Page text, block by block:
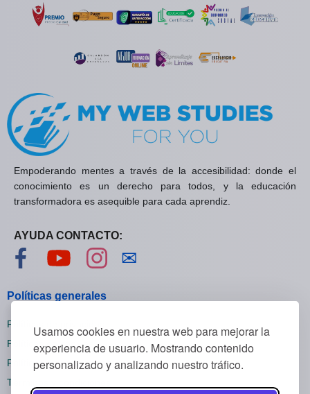
Usamos cookies en nuestra web para mejorar la
experiencia de usuario. Mostrando contenido
personalizado y analizando nuestro tráfico.
Empoderando mentes a través de la accesibilidad: donde el
conocimiento es un derecho para todos, y la educación
transformadora es asequible para cada aprendiz.
AYUDA CONTACTO:
Visítanos en Facebook
Visítanos en YouTube
Visítanos en Instagram
✉
Políticas generales
Políticas de privacidad
Políticas de cookies
Políticas de reembolsos
Términos y condiciones